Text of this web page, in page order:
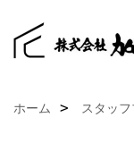
ホーム スタッ